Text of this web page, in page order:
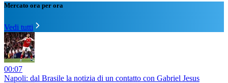
Mercato ora per ora
Vedi tutti
00:07
Napoli: dal Brasile la notizia di un contatto con Gabriel Jesus